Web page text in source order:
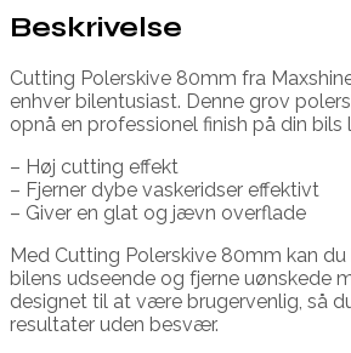
Beskrivelse
Cutting Polerskive 80mm fra
enhver bilentusiast. Denne grov
opnå en professionel finish på din bils
– Høj cutting effekt
– Fjerner dybe vaskeridser effektivt
– Giver en glat og jævn overflade
Med Cutting Polerskive 80mm kan
bilens udseende og fjerne uønskede
designet til at være brugervenlig, så
resultater uden besvær.